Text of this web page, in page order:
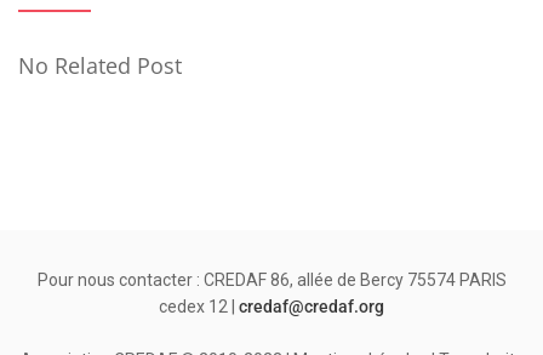
No Related Post
Pour nous contacter : CREDAF 86, allée de Bercy 75574 PARIS
cedex 12 | credaf@credaf.org